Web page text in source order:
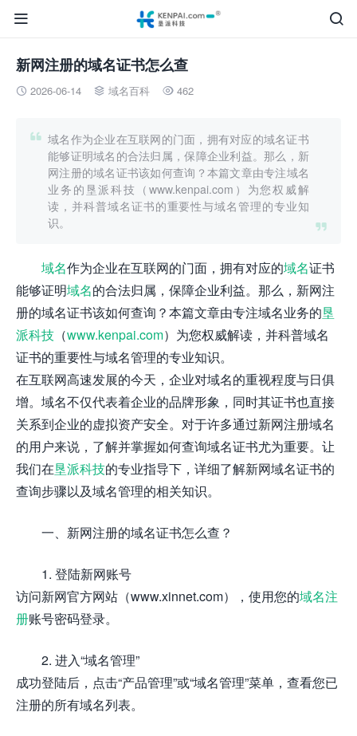


新网注册的域名证书怎么查
 2026-06-14  域名百科  462


域名作为企业在互联网的门面，拥有对应的域名证书
能够证明域名的合法归属，保障企业利益。那么，新
网注册的域名证书该如何查询？本篇文章由专注域名
业务的垦派科技（www.kenpai.com）为您权威解
读，并科普域名证书的重要性与域名管理的专业知
识。
域名作为企业在互联网的门面，拥有对应的域名证书
能够证明域名的合法归属，保障企业利益。那么，新网注
册的域名证书该如何查询？本篇文章由专注域名业务的垦
派科技 （www.kenpai.com）为您权威解读，并科普域名
证书的重要性与域名管理的专业知识。
在互联网高速发展的今天，企业对域名的重视程度与日俱
增。域名不仅代表着企业的品牌形象，同时其证书也直接
关系到企业的虚拟资产安全。对于许多通过新网注册域名
的用户来说，了解并掌握如何查询域名证书尤为重要。让
我们在垦派科技的专业指导下，详细了解新网域名证书的
查询步骤以及域名管理的相关知识。
一、新网注册的域名证书怎么查？
1. 登陆新网账号
访问新网官方网站（www.xinnet.com），使用您的域名注
册账号密码登录。
2. 进入“域名管理”
成功登陆后，点击“产品管理”或“域名管理”菜单，查看您已
注册的所有域名列表。